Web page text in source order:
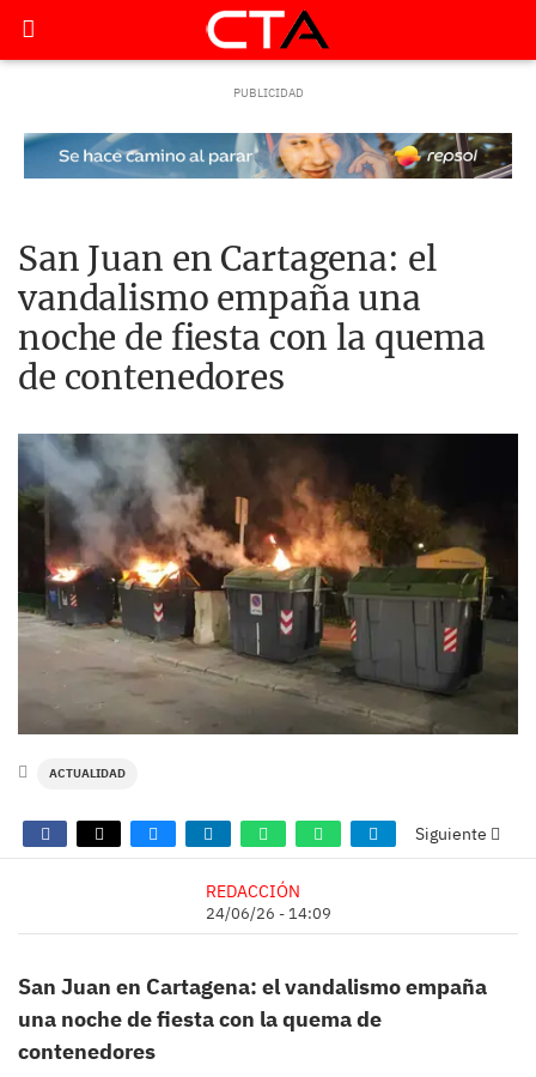
San Juan en Cartagena: el
vandalismo empaña una
noche de fiesta con la quema
de contenedores
ACTUALIDAD
Siguiente
REDACCIÓN
24/06/26 - 14:09
San Juan en Cartagena: el vandalismo empaña
una noche de fiesta con la quema de
contenedores